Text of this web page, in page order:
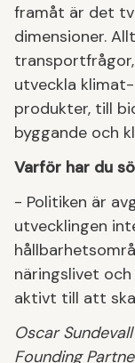
framåt är det
dimensioner.
utveckla
produkter, till
byggande och
Varför har du
- Politiken är
utvecklingen
näringslivet
aktivt till att
Oscar
Founding